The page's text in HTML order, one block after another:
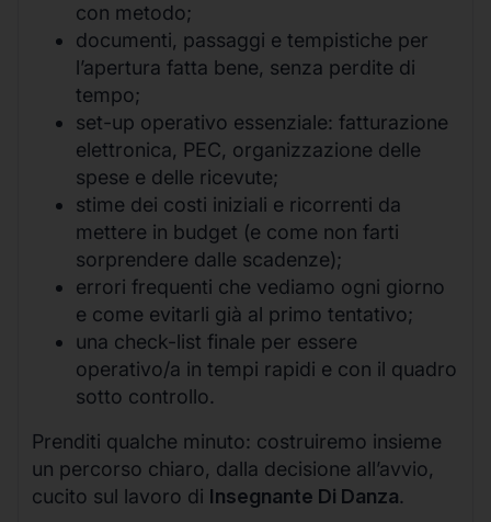
con metodo;
documenti, passaggi e tempistiche per
l’apertura fatta bene, senza perdite di
tempo;
set-up operativo essenziale: fatturazione
elettronica, PEC, organizzazione delle
spese e delle ricevute;
stime dei costi iniziali e ricorrenti da
mettere in budget (e come non farti
sorprendere dalle scadenze);
errori frequenti che vediamo ogni giorno
e come evitarli già al primo tentativo;
una check-list finale per essere
operativo/a in tempi rapidi e con il quadro
sotto controllo.
Prenditi qualche minuto: costruiremo insieme
un percorso chiaro, dalla decisione all’avvio,
cucito sul lavoro di Insegnante Di Danza.